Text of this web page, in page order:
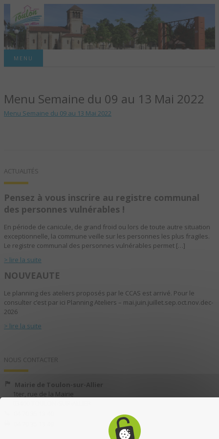
TOULON-SUR-
ALLIER – SITE
MENU
Menu Semaine du 09 au 13 Mai 2022
Menu Semaine du 09 au 13 Mai 2022
ACTUALITÉS
Pensez à vous inscrire au registre communal
des personnes vulnérables !
En période de canicule, de grand froid ou lors de toute autre situation
exceptionnelle, la commune veille sur les personnes les plus fragiles.
Le registre communal des personnes vulnérables permet […]
> lire la suite
NOUVEAUTE
Le planning des ateliers proposés par le CCAS est arrivé. Pour le
consulter c’est par ici Planning Ateliers – mai.juin.juillet.sep.oct.nov.dec-
2026
> lire la suite
NOUS CONTACTER
Mairie de Toulon-sur-Allier
1ter, rue de la Mairie